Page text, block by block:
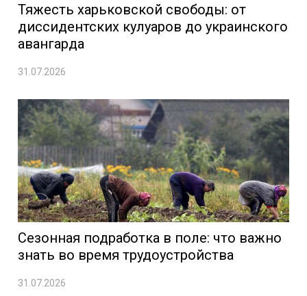
Тяжесть харьковской свободы: от
диссидентских кулуаров до украинского
авангарда
31.07.2026
Сезонная подработка в поле: что важно
знать во время трудоустройства
31.07.2026